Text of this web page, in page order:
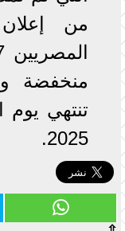
من
منخفضة
2025.